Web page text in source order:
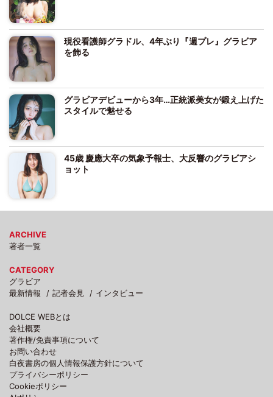
現役看護師グラドル、4年ぶり『週プレ』グラビア
を飾る
グラビアデビューから3年…正統派美女が鍛え上げた
スタイルで魅せる
45歳 慶應大卒の気象予報士、大反響のグラビアシ
ョット
ARCHIVE
著者一覧
CATEGORY
グラビア
最新情報
記者会見 インタビュー
DOLCE WEBとは
会社概要
著作権/免責事項について
お問い合わせ
白夜書房の個人情報保護方針について
プライバシーポリシー
Cookieポリシー